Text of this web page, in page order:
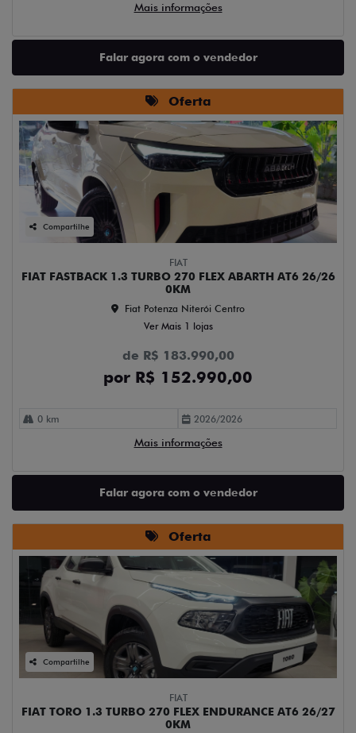
Mais informações
Falar agora com o vendedor
Oferta
Compartilhe
FIAT
FIAT FASTBACK 1.3 TURBO 270 FLEX ABARTH AT6 26/26
0KM
Fiat Potenza Niterói Centro
Ver Mais 1 lojas
de R$ 183.990,00
por R$ 152.990,00
0 km 2026/2026
Mais informações
Falar agora com o vendedor
Oferta
Compartilhe
FIAT
FIAT TORO 1.3 TURBO 270 FLEX ENDURANCE AT6 26/27
0KM